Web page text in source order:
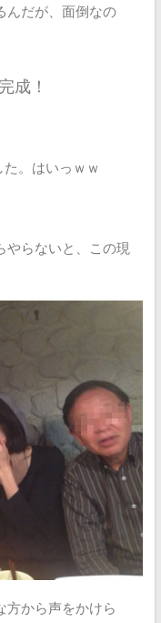
んだが、面倒なの
成！
。はいっｗｗ
やらないと、この現
方から声をかけら